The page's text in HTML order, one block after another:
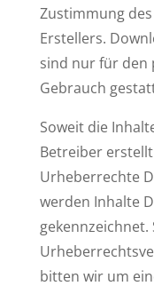
Zustimmung
Erstellers.
sind nur für den
Gebrauch
Soweit die
Betreiber
Urheberrechte
werden Inhalte
bitten wir um